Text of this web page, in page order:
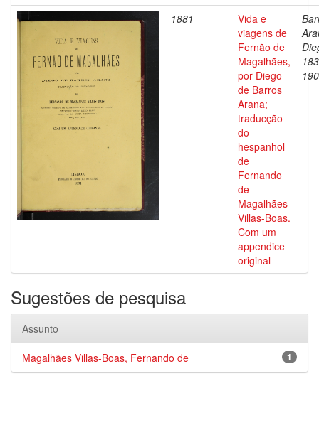
1881
Vida e
viagens de
Fernão de
Magalhães,
por Diego
de Barros
Arana;
traducção
do
hespanhol
de
Fernando
de
Magalhães
Villas-Boas.
Com um
appendice
original
Sugestões de pesquisa
Assunto
1
Magalhães Villas-Boas, Fernando de